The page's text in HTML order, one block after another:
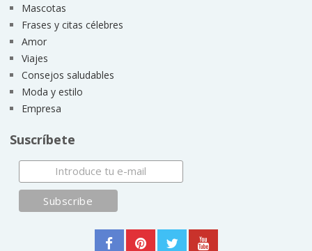
Mascotas
Frases y citas célebres
Amor
Viajes
Consejos saludables
Moda y estilo
Empresa
Suscríbete